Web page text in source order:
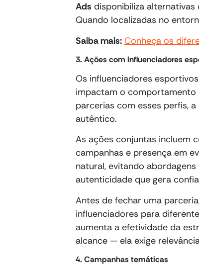
Ads disponibiliza
Quando localizadas no
Saiba mais: Conheça os
3. Ações com influenciadores
Os influenciadores
impactam o comportamento
parcerias com esses perfis,
autêntico.
As ações conjuntas incluem
campanhas e presença em
natural, evitando
autenticidade que gera
Antes de fechar uma
influenciadores para
aumenta a efetividade da
alcance — ela exige
4. Campanhas temáticas